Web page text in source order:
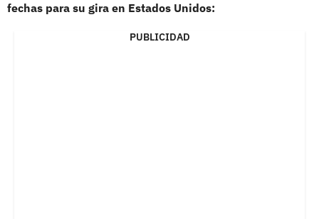
fechas para su gira en Estados Unidos:
PUBLICIDAD